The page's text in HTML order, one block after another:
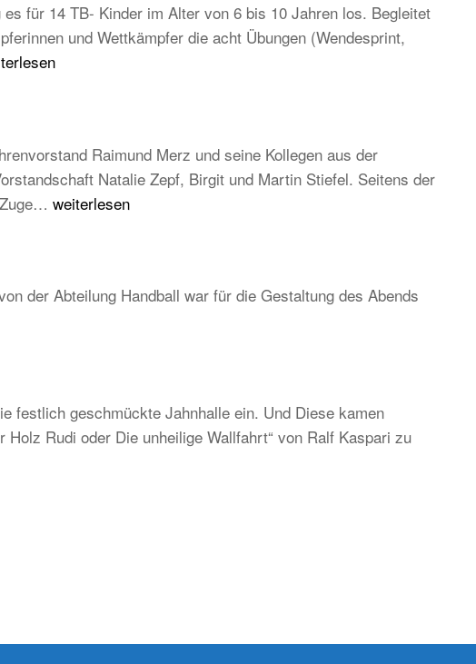
für 14 TB- Kinder im Alter von 6 bis 10 Jahren los. Begleitet
und Wettkämpfer die acht Übungen (Wendesprint,
Raimund Merz und seine Kollegen aus der
Natalie Zepf, Birgit und Martin Stiefel. Seitens der
TB
Beständig
jugend-
und
weiterlesen
der Abteilung Handball war für die Gestaltung des Abends
festlich geschmückte Jahnhalle ein. Und Diese kamen
Rudi oder Die unheilige Wallfahrt“ von Ralf Kaspari zu